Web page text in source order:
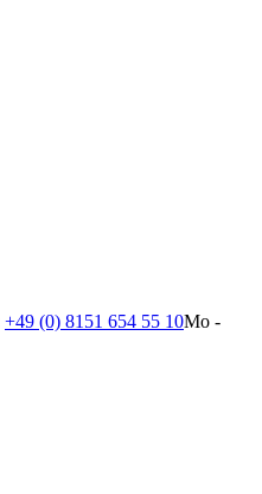
+49 (0) 8151 654 55 10Mo -